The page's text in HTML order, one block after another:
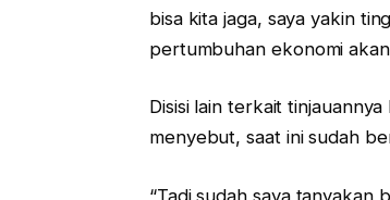
bisa kita jaga, saya yakin
pertumbuhan ekonomi
Disisi lain terkait
menyebut, saat ini sudah
“Tadi sudah saya tanyakan